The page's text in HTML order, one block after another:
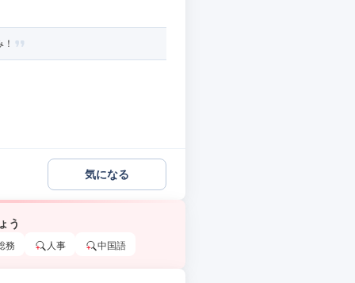
気になる
う
務 人事 中国語